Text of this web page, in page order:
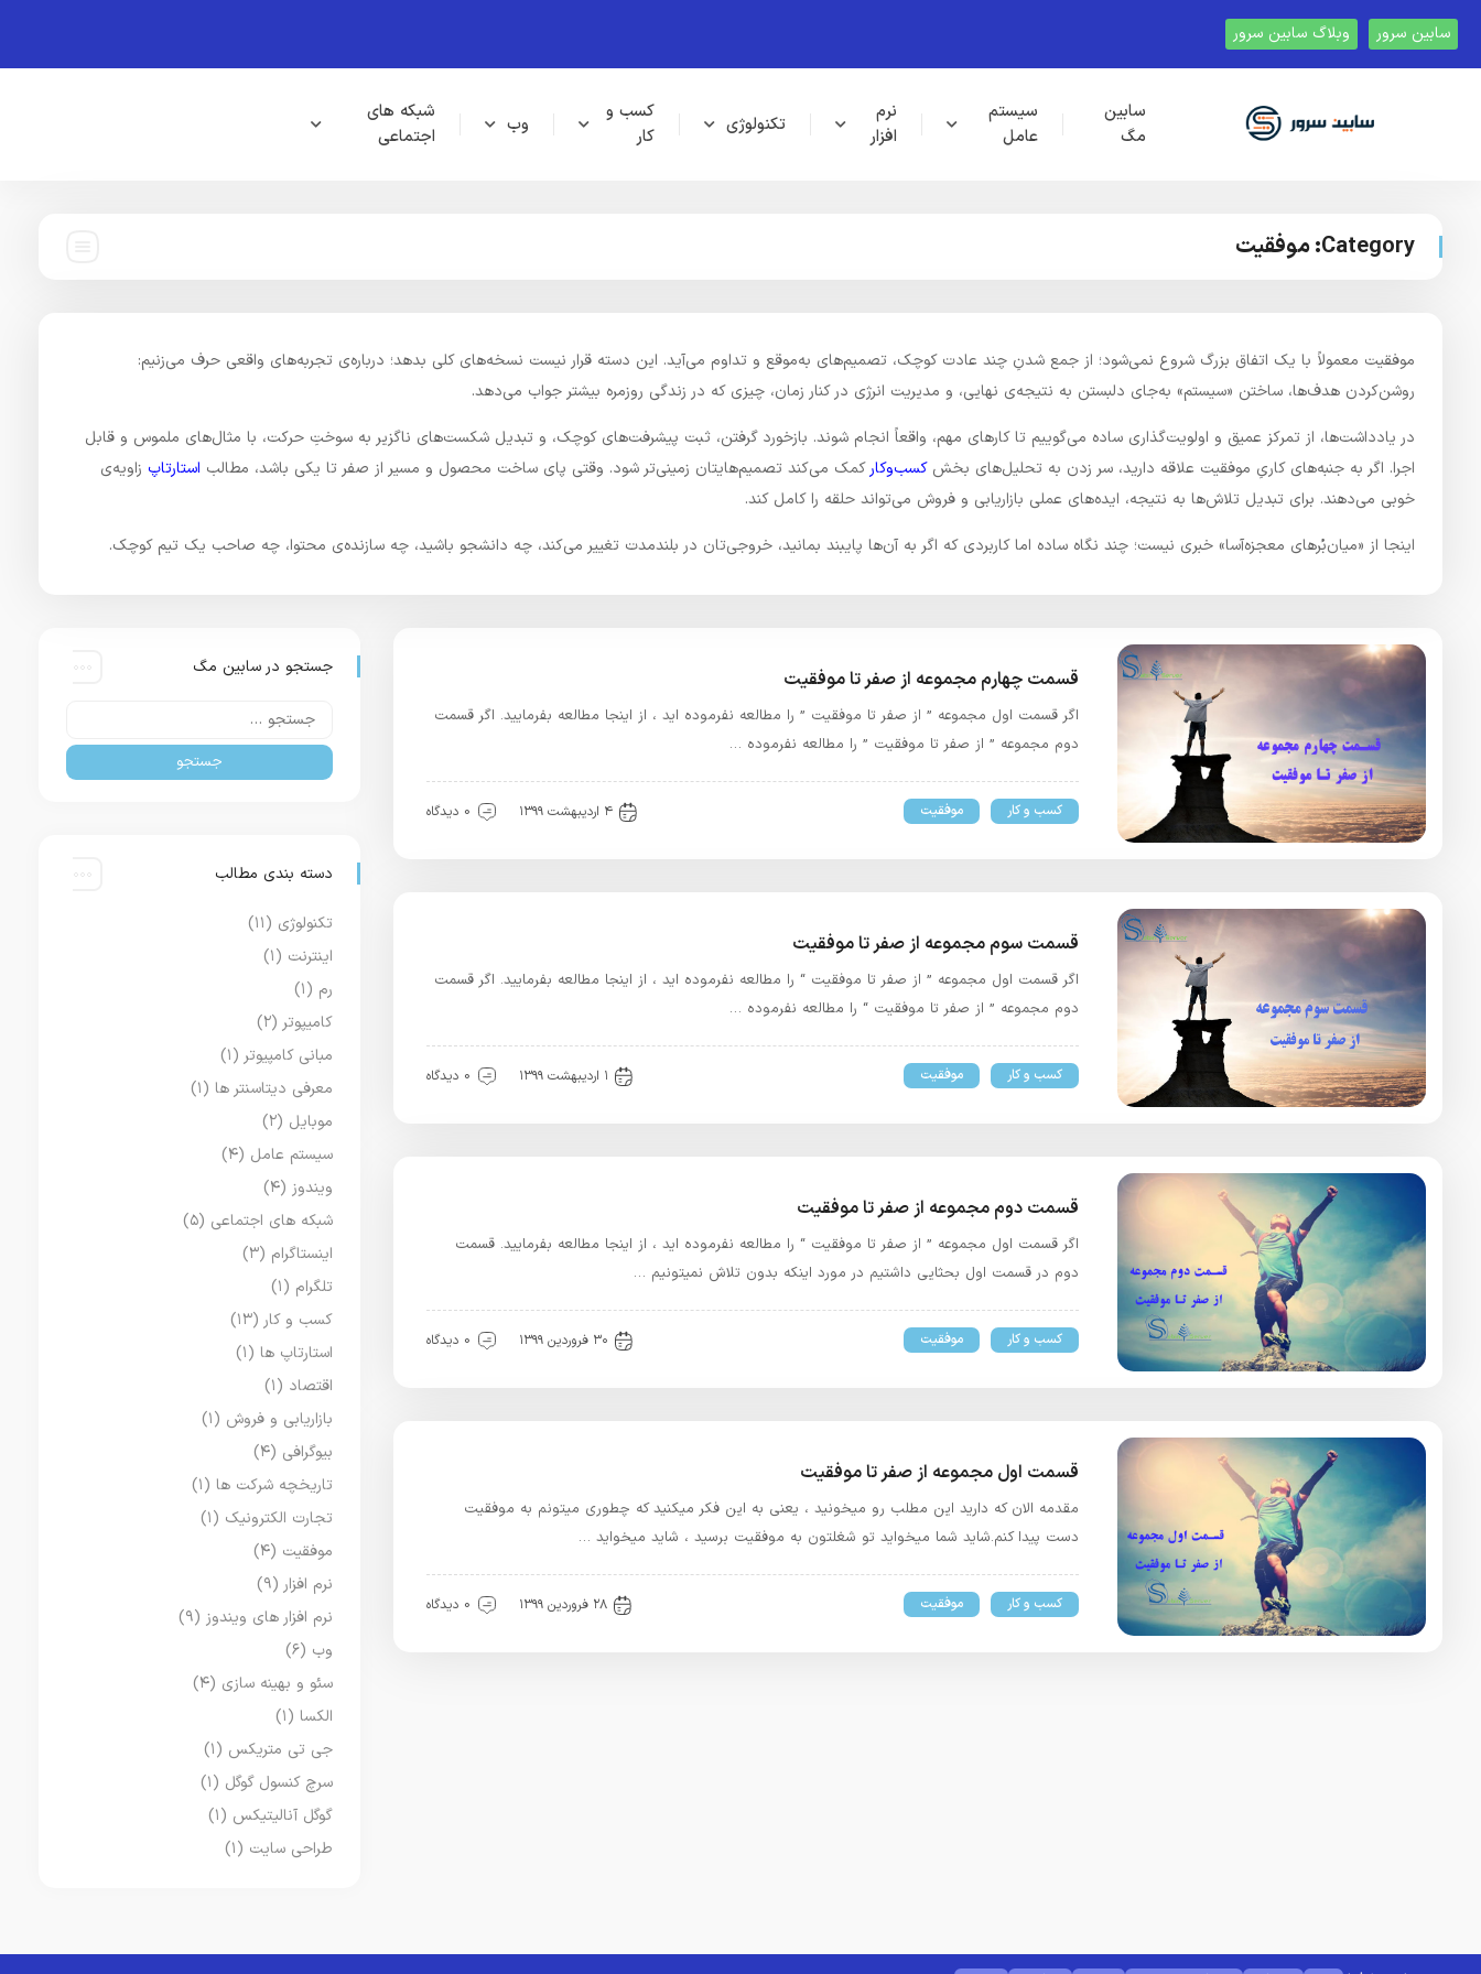
سابین سرور وبلاگ سابین سرور
سابین
مگ
سیستم
عامل
نرم
افزار
تکنولوژی
کسب و
کار
وب
شبکه های
اجتماعی
Category: موفقیت
موفقیت معمولاً با یک اتفاق بزرگ شروع نمی‌شود؛ از جمع شدنِ چند عادت کوچک، تصمیم‌های به‌موقع و تداوم می‌آید. این دسته قرار نیست نسخه‌های کلی بدهد؛ درباره‌ی تجربه‌های واقعی حرف می‌زنیم:
روشن‌کردن هدف‌ها، ساختن «سیستم» به‌جای دلبستن به نتیجه‌ی نهایی، و مدیریت انرژی در کنار زمان، چیزی که در زندگی روزمره بیشتر جواب می‌دهد.
در یادداشت‌ها، از تمرکز عمیق و اولویت‌گذاری ساده می‌گوییم تا کارهای مهم، واقعاً انجام شوند. بازخورد گرفتن، ثبت پیشرفت‌های کوچک، و تبدیل شکست‌های ناگزیر به سوختِ حرکت، با مثال‌های ملموس و قابل
اجرا. اگر به جنبه‌های کاریِ موفقیت علاقه دارید، سر زدن به تحلیل‌های بخش کسب‌وکارکمک می‌کند تصمیم‌هایتان زمینی‌تر شود. وقتی پای ساخت محصول و مسیر از صفر تا یکی باشد، مطالب استارتاپ زاویه‌ی
خوبی می‌دهند. برای تبدیل تلاش‌ها به نتیجه، ایده‌های عملی بازاریابی و فروش می‌تواند حلقه را کامل کند.
اینجا از «میان‌بُرهای معجزه‌آسا» خبری نیست؛ چند نگاه ساده اما کاربردی که اگر به آن‌ها پایبند بمانید، خروجی‌تان در بلندمدت تغییر می‌کند، چه دانشجو باشید، چه سازنده‌ی محتوا، چه صاحب یک تیم کوچک.
قسمت چهارم مجموعه از صفر تا موفقیت
اگر قسمت اول مجموعه ” از صفر تا موفقیت ” را مطالعه نفرموده اید ، از اینجا مطالعه بفرمایید. اگر قسمت
دوم مجموعه ” از صفر تا موفقیت ” را مطالعه نفرموده …
کسب و کار موفقیت ۴ اردیبهشت ۱۳۹۹ 0 دیدگاه
قسمت سوم مجموعه از صفر تا موفقیت
اگر قسمت اول مجموعه ” از صفر تا موفقیت “ را مطالعه نفرموده اید ، از اینجا مطالعه بفرمایید. اگر قسمت
دوم مجموعه ” از صفر تا موفقیت “ را مطالعه نفرموده …
کسب و کار موفقیت ۱ اردیبهشت ۱۳۹۹ 0 دیدگاه
قسمت دوم مجموعه از صفر تا موفقیت
اگر قسمت اول مجموعه ” از صفر تا موفقیت “ را مطالعه نفرموده اید ، از اینجا مطالعه بفرمایید. قسمت
دوم در قسمت اول بحثایی داشتیم در مورد اینکه بدون تلاش نمیتونیم …
کسب و کار موفقیت ۳۰ فروردین ۱۳۹۹ 0 دیدگاه
قسمت اول مجموعه از صفر تا موفقیت
مقدمه الان که دارید این مطلب رو میخونید ، یعنی به این فکر میکنید که چطوری میتونم به موفقیت
دست پیدا کنم.شاید شما میخواید تو شغلتون به موفقیت برسید ، شاید میخواید …
کسب و کار موفقیت ۲۸ فروردین ۱۳۹۹ 0 دیدگاه
جستجو در سابین مگ
دسته بندی مطالب
تکنولوژی (۱۱)
اینترنت (۱)
رم (۱)
کامیپوتر (۲)
مبانی کامپیوتر (۱)
معرفی دیتاسنتر ها (۱)
موبایل (۲)
سیستم عامل (۴)
ویندوز (۴)
شبکه های اجتماعی (۵)
اینستاگرام (۳)
تلگرام (۱)
کسب و کار (۱۳)
استارتاپ ها (۱)
اقتصاد (۱)
بازاریابی و فروش (۱)
بیوگرافی (۴)
تاریخچه شرکت ها (۱)
تجارت الکترونیک (۱)
موفقیت (۴)
نرم افزار (۹)
نرم افزار های ویندوز (۹)
وب (۶)
سئو و بهینه سازی (۴)
الکسا (۱)
جی تی متریکس (۱)
سرچ کنسول گوگل (۱)
گوگل آنالیتیکس (۱)
طراحی سایت (۱)